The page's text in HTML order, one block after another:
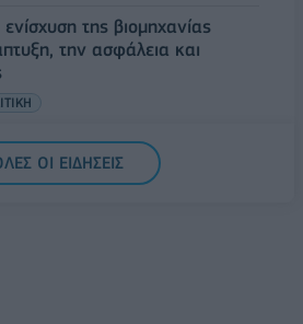
της βιομηχανίας
την ασφάλεια και
λύση στο ζήτημα των
- Τέλος στις χρονοβόρες
ΟΙ ΕΙΔΗΣΕΙΣ